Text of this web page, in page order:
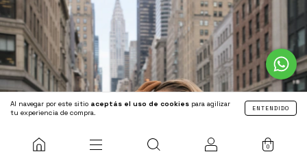
Al navegar por este sitio aceptás el uso de cookies para agilizar
tu experiencia de compra.
ENTENDIDO
0